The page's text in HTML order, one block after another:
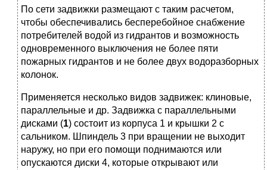
По сети задвижки размещают с таким расчетом,
чтобы обеспечивались бесперебойное снабжение
потребителей водой из гидрантов и возможность
одновременного выключения не более пяти
пожарных гидрантов и не более двух водоразборных
колонок.
Применяется несколько видов задвижек: клиновые,
параллельные и др. Задвижка с параллельными
дисками (1) состоит из корпуса 1 и крышки 2 с
сальником. Шпиндель 3 при вращении не выходит
наружу, но при его помощи поднимаются или
опускаются диски 4, которые открывают или